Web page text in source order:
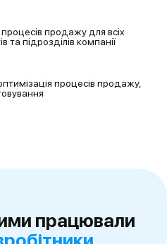
продажу для всіх
та підрозділів компанії
процесів продажу,
працювали